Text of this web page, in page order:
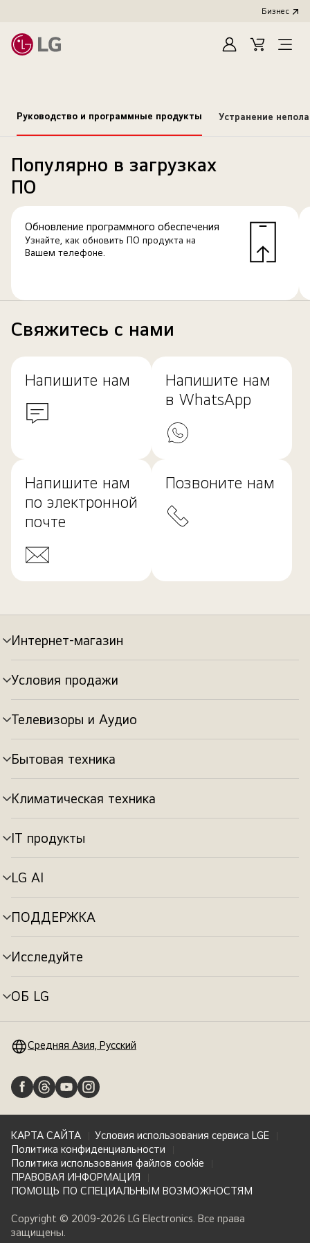
Бизнес
Cart
Open
Руководство и программные продукты Устранение
Популярно в загрузках
ПО
Обновление программного обеспечения
Узнайте, как обновить ПО продукта на
Вашем телефоне.
Свяжитесь с нами
Напишите нам
Напишите нам
в WhatsApp
Напишите нам
по электронной
почте
Позвоните нам
Интернет-магазин
Переключатель
меню
Условия продажи
Переключатель
меню
Телевизоры и Аудио
Переключатель
меню
Бытовая техника
Переключатель
меню
Климатическая техника
Переключатель
меню
IT продукты
Переключатель
меню
LG AI
Переключатель
меню
ПОДДЕРЖКА
Переключатель
меню
Исследуйте
Переключатель
меню
ОБ LG
Переключатель
Средняя Азия, Русский
КАРТА САЙТА
Условия использования сервиса LGE
Политика конфиденциальности
Политика использования файлов cookie
ПРАВОВАЯ ИНФОРМАЦИЯ
ПОМОЩЬ ПО СПЕЦИАЛЬНЫМ ВОЗМОЖНОСТЯМ
Copyright © 2009-2026 LG Electronics. Все права
защищены.